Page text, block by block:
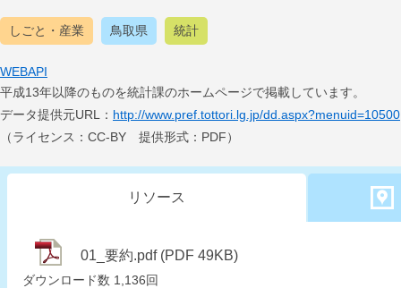
しごと・産業 鳥取県 統計
WEBAPI
平成13年以降のものを統計課のホームページで掲載しています。
データ提供元URL： http://www.pref.tottori.lg.jp/dd.aspx?menuid=10500
（ライセンス：CC-BY 提供形式：PDF）
リソース
01_要約.pdf (PDF 49KB)
ダウンロード数 1,136回